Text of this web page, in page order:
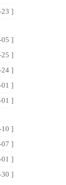
23 ]
05 ]
25 ]
24 ]
01 ]
01 ]
10 ]
07 ]
01 ]
30 ]